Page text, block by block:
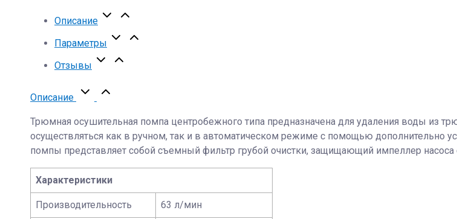
Описание
Параметры
Отзывы
Описание
Трюмная осушительная помпа центробежного типа предназначена для удаления воды из
осуществляться как в ручном, так и в автоматическом режиме с помощью дополнительно
помпы представляет собой съемный фильтр грубой очистки, защищающий импеллер
Характеристики
Производительность 63 л/мин